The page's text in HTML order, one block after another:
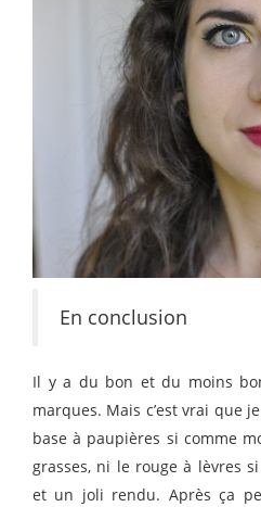
En conclusion
Il y a du bon et du moins
marques. Mais c’est vrai que
base à paupières si comme
grasses, ni le rouge à lèvres
et un joli rendu. Après ça